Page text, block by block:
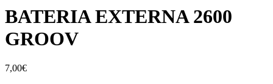
BATERIA EXTERNA 2600
GROOV
7,00€